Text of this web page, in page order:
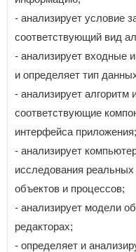
- анализирует условие
соответствующий вид
- анализирует входные
и определяет тип
- анализирует алгоритм
соответствующие
интерфейса приложения;
- анализирует
исследования
объектов и процессов;
- анализирует модели
редакторах;
- определяет и